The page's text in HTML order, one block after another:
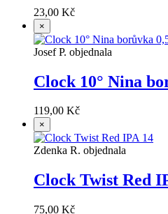
23,00 Kč
×
Josef P. objednala
Clock 10° Nina
119,00 Kč
×
Zdenka R. objednala
Clock Twist Red
75,00 Kč